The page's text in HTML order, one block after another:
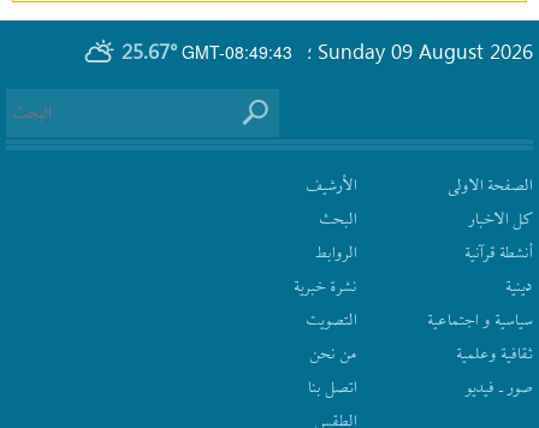
GMT-08:49:43
25.67° Sunday 09 August 2026 ؛
الصفحة الاولى
كل الاخبار
أنشطة قرآنیة
دينية
سیاسیة و اجتماعیة
ثقافیة وعلمیة
صور ـ فيديو
الأرشیف
البحث
الروابط
نشرة‌ خبریة
التصويت
من نحن
اتصل بنا
الطقس